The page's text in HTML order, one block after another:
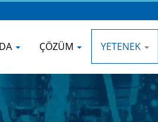
ÇÖZÜM YETENEK